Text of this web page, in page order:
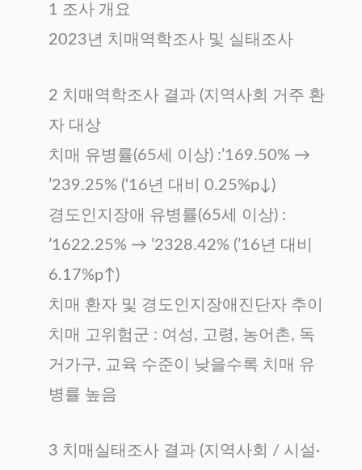
1 조사 개요
2023년 치매역학조사 및 실태조사
2 치매역학조사 결과 (지역사회 거주 환
자 대상
치매 유병률(65세 이상) :’169.50% →
’239.25% (‘16년 대비 0.25%p↓)
경도인지장애 유병률(65세 이상) :
’1622.25% → ’2328.42% (’16년 대비
6.17%p↑)
치매 환자 및 경도인지장애진단자 추이
치매 고위험군 : 여성, 고령, 농어촌, 독
거가구, 교육 수준이 낮을수록 치매 유
병률 높음
3 치매실태조사 결과 (지역사회 / 시설·